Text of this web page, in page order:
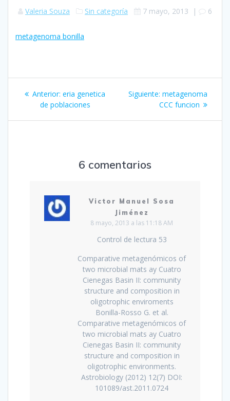
Valeria Souza Sin categoría 7 mayo, 2013 | 6
metagenoma bonilla
Navegación
Anterior: Entrada
anterior:
eria genetica
de poblaciones
Siguiente: Siguiente
entrada:
metagenoma
CCC funcion
6 comentarios
Victor Manuel Sosa
Jiménez
8 mayo, 2013 a las 11:18 AM
Control de lectura 53
Comparative metagenómicos of
two microbial mats ay Cuatro
Cienegas Basin II: community
structure and composition in
oligotrophic enviroments
Bonilla-Rosso G. et al.
Comparative metagenómicos of
two microbial mats ay Cuatro
Cienegas Basin II: community
structure and composition in
oligotrophic environments.
Astrobiology (2012) 12(7) DOI:
101089/ast.2011.0724